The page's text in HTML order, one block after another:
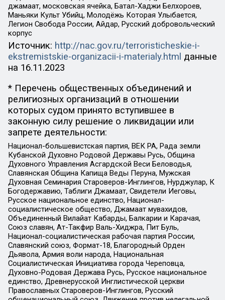
джамаат, московская ячейка, Батал-Хаджи Белхороев,
Маньяки Культ Убийц, Молодёжь Которая Улыбается,
Легион Свобода России, Айдар, Русский добровольческий
корпус
Источник: http://nac.gov.ru/terroristicheskie-i-
ekstremistskie-organizacii-i-materialy.html данные
на 16.11.2023
* Перечень общественных объединений и
религиозных организаций в отношении
которых судом принято вступившее в
законную силу решение о ликвидации или
запрете деятельности:
Национал-большевистская партия, ВЕК РА, Рада земли
Кубанской Духовно Родовой Державы Русь, Община
Духовного Управления Асгардской Веси Беловодья,
Славянская Община Капища Веды Перуна, Мужская
Духовная Семинария Староверов-Инглингов, Нурджулар, К
Богодержавию, Таблиги Джамаат, Свидетели Иеговы,
Русское национальное единство, Национал-
социалистическое общество, Джамаат мувахидов,
Объединенный Вилайат Кабарды, Балкарии и Карачая,
Союз славян, Ат-Такфир Валь-Хиджра, Пит Буль,
Национал-социалистическая рабочая партия России,
Славянский союз, Формат-18, Благородный Орден
Дьявола, Армия воли народа, Национальная
Социалистическая Инициатива города Череповца,
Духовно-Родовая Держава Русь, Русское национальное
единство, Древнерусской Инглистической церкви
Православных Староверов-Инглингов, Русский